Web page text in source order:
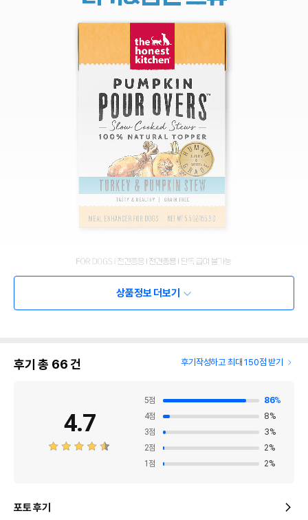
상품정보 더보기
후기 총 66건 후기작성하고 최대 150점 받기
4.7
5점 86%
4점 8%
3점 3%
2점 2%
1 점 2%
포토 후기